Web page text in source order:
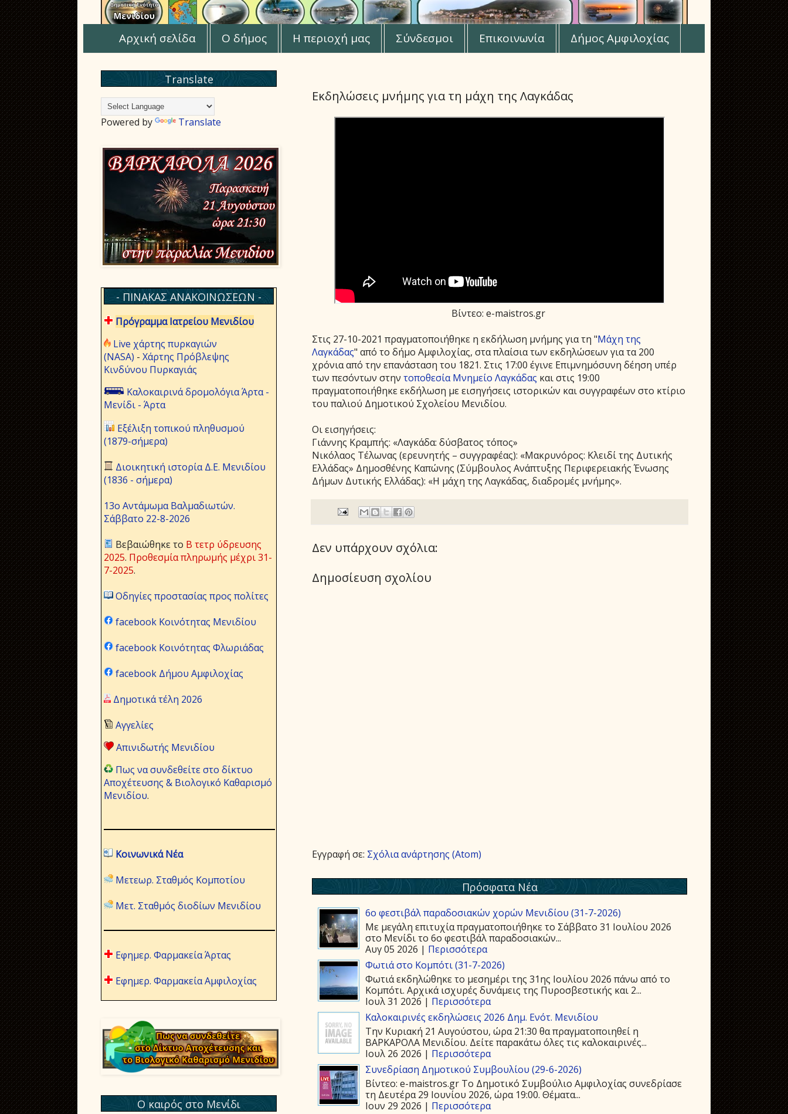
Αρχική σελίδα Ο δήμος Η περιοχή μας Σύνδεσμοι Επικοινωνία Δήμος Αμφιλοχίας
Εκδηλώσεις μνήμης για τη μάχη της Λαγκάδας
Βίντεο: e-maistros.gr
Στις 27-10-2021 πραγματοποιήθηκε η εκδήλωση μνήμης για τη "Μάχη της
Λαγκάδας" από το δήμο Αμφιλοχίας, στα πλαίσια των εκδηλώσεων για τα 200
χρόνια από την επανάσταση του 1821. Στις 17:00 έγινε Επιμνημόσυνη δέηση υπέρ
των πεσόντων στην τοποθεσία Μνημείο Λαγκάδας και στις 19:00
πραγματοποιήθηκε εκδήλωση με εισηγήσεις ιστορικών και συγγραφέων στο κτίριο
του παλιού Δημοτικού Σχολείου Μενιδίου.
Οι εισηγήσεις:
Γιάννης Κραμπής: «Λαγκάδα: δύσβατος τόπος»
Νικόλαος Τέλωνας (ερευνητής – συγγραφέας): «Μακρυνόρος: Κλειδί της Δυτικής
Ελλάδας» Δημοσθένης Καπώνης (Σύμβουλος Ανάπτυξης Περιφερειακής Ένωσης
Δήμων Δυτικής Ελλάδας): «Η μάχη της Λαγκάδας, διαδρομές μνήμης».
Δεν υπάρχουν σχόλια:
Δημοσίευση σχολίου
Εγγραφή σε: Σχόλια ανάρτησης (Atom)
Πρόσφατα Νέα
6ο φεστιβάλ παραδοσιακών χορών Μενιδίου (31-7-2026)
Με μεγάλη επιτυχία πραγματοποιήθηκε το Σάββατο 31 Ιουλίου 2026
στο Μενίδι το 6ο φεστιβάλ παραδοσιακών...
Αυγ 05 2026 | Περισσότερα
Φωτιά στο Κομπότι (31-7-2026)
Φωτιά εκδηλώθηκε το μεσημέρι της 31ης Ιουλίου 2026 πάνω από το
Κομπότι. Αρχικά ισχυρές δυνάμεις της Πυροσβεστικής και 2...
Ιουλ 31 2026 | Περισσότερα
Καλοκαιρινές εκδηλώσεις 2026 Δημ. Ενότ. Μενιδίου
Την Κυριακή 21 Αυγούστου, ώρα 21:30 θα πραγματοποιηθεί η
ΒΑΡΚΑΡΟΛΑ Μενιδίου. Δείτε παρακάτω όλες τις καλοκαιρινές...
Ιουλ 26 2026 | Περισσότερα
Συνεδρίαση Δημοτικού Συμβουλίου (29-6-2026)
Βίντεο: e-maistros.gr Το Δημοτικό Συμβούλιο Αμφιλοχίας συνεδρίασε
τη Δευτέρα 29 Ιουνίου 2026, ώρα 19:00. Θέματα...
Ιουν 29 2026 | Περισσότερα
Translate
Powered by Translate
- ΠΙΝΑΚΑΣ ΑΝΑΚΟΙΝΩΣΕΩΝ -
Πρόγραμμα Ιατρείου Μενιδίου
Live χάρτης πυρκαγιών
(NASA) - Χάρτης Πρόβλεψης
Κινδύνου Πυρκαγιάς
Καλοκαιρινά δρομολόγια Άρτα -
Μενίδι - Άρτα
Εξέλιξη τοπικού πληθυσμού
(1879-σήμερα)
Διοικητική ιστορία Δ.Ε. Μενιδίου
(1836 - σήμερα)
13ο Αντάμωμα Βαλμαδιωτών.
Σάββατο 22-8-2026
Βεβαιώθηκε το Β τετρ ύδρευσης
2025. Προθεσμία πληρωμής μέχρι 31-
7-2025.
Οδηγίες προστασίας προς πολίτες
facebook Κοινότητας Μενιδίου
facebook Κοινότητας Φλωριάδας
facebook Δήμου Αμφιλοχίας
Δημοτικά τέλη 2026
Αγγελίες
Απινιδωτής Μενιδίου
Πως να συνδεθείτε στο δίκτυο
Αποχέτευσης & Βιολογικό Καθαρισμό
Μενιδίου.
Κοινωνικά Νέα
Μετεωρ. Σταθμός Κομποτίου
Μετ. Σταθμός διοδίων Μενιδίου
Εφημερ. Φαρμακεία Άρτας
Εφημερ. Φαρμακεία Αμφιλοχίας
Ο καιρός στο Μενίδι